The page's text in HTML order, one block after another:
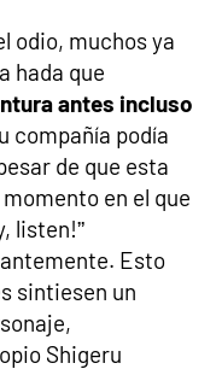
odio, muchos ya
hada que
antes incluso
compañía podía
de que esta
en el que
listen!”
Esto
sintiesen un
Shigeru